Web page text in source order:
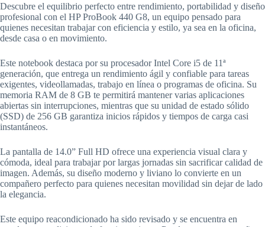
Descubre el equilibrio perfecto entre rendimiento, portabilidad y diseño
profesional con el HP ProBook 440 G8, un equipo pensado para
quienes necesitan trabajar con eficiencia y estilo, ya sea en la oficina,
desde casa o en movimiento.
Este notebook destaca por su procesador Intel Core i5 de 11ª
generación, que entrega un rendimiento ágil y confiable para tareas
exigentes, videollamadas, trabajo en línea o programas de oficina. Su
memoria RAM de 8 GB te permitirá mantener varias aplicaciones
abiertas sin interrupciones, mientras que su unidad de estado sólido
(SSD) de 256 GB garantiza inicios rápidos y tiempos de carga casi
instantáneos.
La pantalla de 14.0” Full HD ofrece una experiencia visual clara y
cómoda, ideal para trabajar por largas jornadas sin sacrificar calidad de
imagen. Además, su diseño moderno y liviano lo convierte en un
compañero perfecto para quienes necesitan movilidad sin dejar de lado
la elegancia.
Este equipo reacondicionado ha sido revisado y se encuentra en